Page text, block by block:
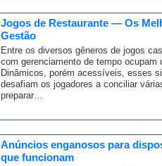
Jogos de Restaurante — Os
Gestão
Entre os diversos gêneros de jogos
com gerenciamento de tempo ocupam
Dinâmicos, porém acessíveis, esses
desafiam os jogadores a conciliar
preparar…
Anúncios enganosos para
que funcionam